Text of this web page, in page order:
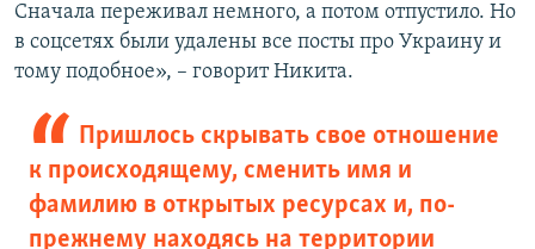
Сначала переживал немного, а потом отпустило. Но
в соцсетях были удалены все посты про Украину и
тому подобное», – говорит Никита.
Пришлось скрывать свое отношение
к происходящему, сменить имя и
фамилию в открытых ресурсах и, по-
прежнему находясь на территории